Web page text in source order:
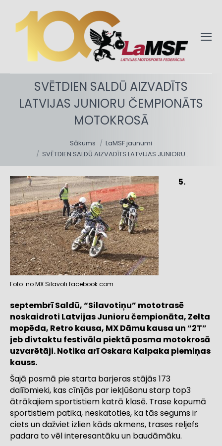
SVĒTDIEN SALDŪ AIZVADĪTS
LATVIJAS JUNIORU ČEMPIONĀTS
MOTOKROSĀ
Sākums
LaMSF jaunumi
SVĒTDIEN SALDŪ AIZVADĪTS LATVIJAS JUNIORU…
Foto: no MX Silavoti facebook.com
5.
septembrī Saldū, “Silavotiņu” mototrasē
noskaidroti Latvijas Junioru čempionāta, Zelta
mopēda, Retro kausa, MX Dāmu kausa un “2T”
jeb divtaktu festivāla piektā posma motokrosā
uzvarētāji. Notika arī Oskara Kalpaka piemiņas
kauss.
Šajā posmā pie starta barjeras stājās 173
dalībmieki, kas cīnījās par iekļūšanu starp top3
ātrākajiem sportistiem katrā klasē. Trase kopumā
sportistiem patika, neskatoties, ka tās segums ir
ciets un dažviet izlien kāds akmens, trases reljefs
padara to vēl interesantāku un baudāmāku.